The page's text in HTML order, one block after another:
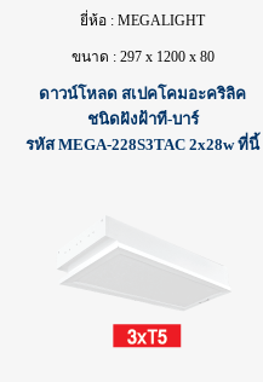
ยี่ห้อ : MEGALIGHT
ขนาด : 297 x 1200 x 80
ดาวน์โหลด สเปคโคมอะคริลิค
ชนิดฝังฝ้าที-บาร์
รหัส MEGA-228S3TAC 2x28w ที่นี้